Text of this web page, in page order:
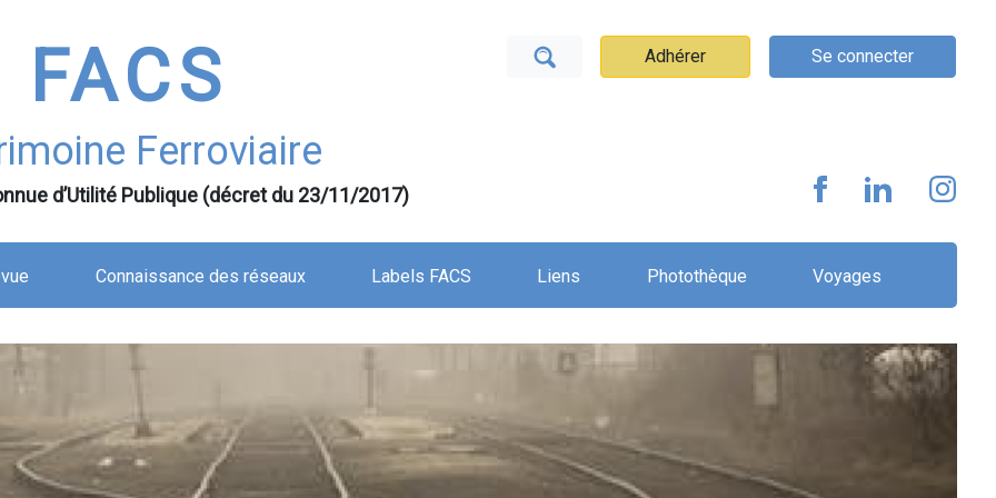
FACS
Ferroviaire
d’Utilité Publique (décret du 23/11/2017)
Adhérer Se connecter
Connaissance des réseaux Labels FACS Liens Photothèque Voyages